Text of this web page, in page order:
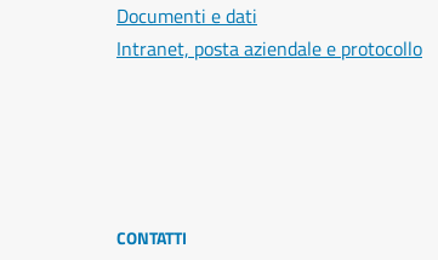
Documenti e dati
Intranet, posta aziendale e protocollo
CONTATTI